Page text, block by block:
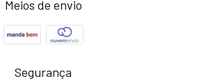
Meios de envio
Segurança